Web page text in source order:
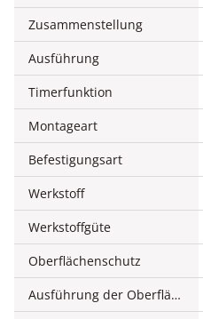
Zusammenstellung
Ausführung
Timerfunktion
Montageart
Befestigungsart
Werkstoff
Werkstoffgüte
Oberflächenschutz
Ausführung der Oberfläche